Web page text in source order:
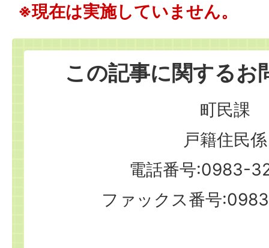
※現在は実施していません。
この記事に関するお
町民課
戸籍住民係
電話番号:0983-
ファックス番号